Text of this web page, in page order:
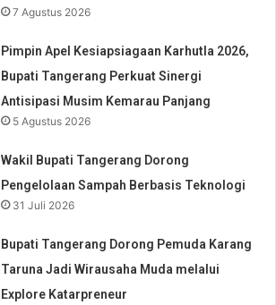
7 Agustus 2026
Pimpin Apel Kesiapsiagaan Karhutla 2026,
Bupati Tangerang Perkuat Sinergi
Antisipasi Musim Kemarau Panjang
5 Agustus 2026
Wakil Bupati Tangerang Dorong
Pengelolaan Sampah Berbasis Teknologi
31 Juli 2026
Bupati Tangerang Dorong Pemuda Karang
Taruna Jadi Wirausaha Muda melalui
Explore Katarpreneur